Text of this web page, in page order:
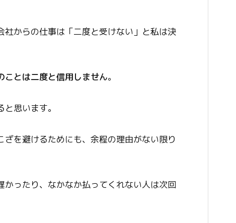
からの仕事は「二度と受けない」と私は決
ことは二度と信用しません。
思います。
を避けるためにも、余程の理由がない限り
ったり、なかなか払ってくれない人は次回